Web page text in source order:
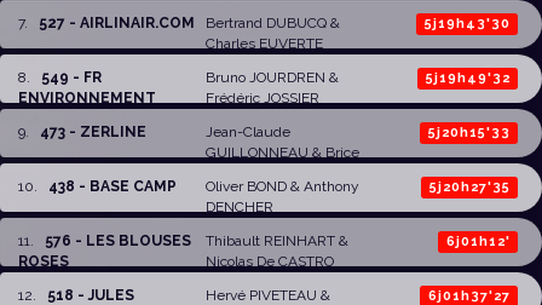
CHOMBART
7. 527 - AIRLINAIR.COM Bertrand DUBUCQ&
Charles EUVERTE
5j19h43'30
8
549 - FR
ENVIRONNEMENT
Bruno JOURDREN &
Frédéric JOSSIER
5j19h49'32
9 473 - ZERLINE
Jean-Claude
GUILLONNEAU & Brice
5j20h15'33
10 438 - BASE CAMP Oliver BOND& Anthony
DENCHER
5j20h27'35
11
576 - LES BLOUSES
ROSES
Thibault REINHART&
Nicolas De CASTRO
6j01h12'
12 518 - JULES Hervé PIVETEAU &
6j01h37'27